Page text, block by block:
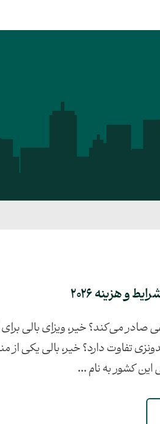
و هزینه 2026
صادر می‌کند؟ خیر، ویزای بالی برای
تفاوت دارد؟ خیر، بالی یکی از
کشور به نام ...